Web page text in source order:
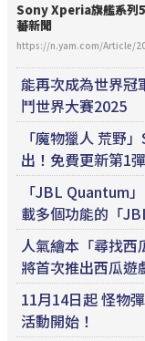
Sony Xperia旗艦系列5
蕃新聞
https://n.yam.com/Article/
能再次成為世界冠
鬥世界大賽2025
「魔物獵人 荒野
出！免費更新第1
「JBL Quantum
載多個功能的「
人氣繪本「尋找西
將首次推出西瓜遊
11月14日起 怪物
活動開始！